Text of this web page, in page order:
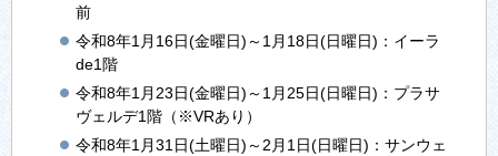
前
令和8年1月16日(金曜日)～1月18日(日曜日)：イーラ
de1階
令和8年1月23日(金曜日)～1月25日(日曜日)：プラサ
ヴェルデ1階（※VRあり）
令和8年1月31日(土曜日)～2月1日(日曜日)：サンウェ